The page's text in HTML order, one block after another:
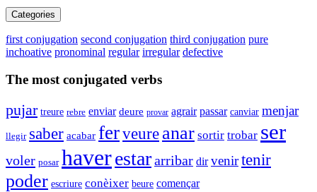
Categories
first conjugation second conjugation third conjugation pure
inchoative pronominal regular irregular defective
The most conjugated verbs
pujar treure rebre enviar deure provar agrair passar canviar menjar
llegir saber acabar ferveure anar sortir trobar ser
voler posar haverestararribar dir venirtenir
poder escriure conèixer beure començar